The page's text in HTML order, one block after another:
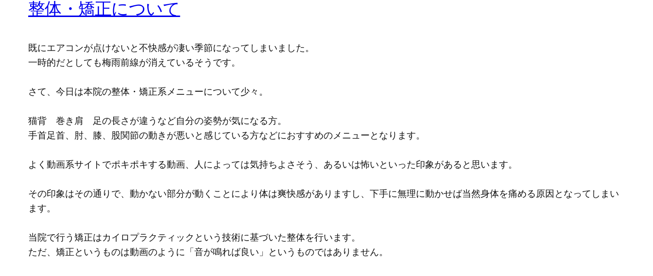
整体・矯正について
既にエアコンが点けないと不快感が凄い季節になってしまいました。
一時的だとしても梅雨前線が消えているそうです。
さて、今日は本院の整体・矯正系メニューについて少々。
猫背 巻き肩 足の長さが違うなど自分の姿勢が気になる方。
手首足首、肘、膝、股関節の動きが悪いと感じている方などにおすすめのメニューとなります。
よく動画系サイトでポキポキする動画、人によっては気持ちよさそう、あるいは怖いといった印象があると思います。
その印象はその通りで、動かない部分が動くことにより体は爽快感がありますし、下手に無理に動かせば当然身体を痛める原因となってしまい
ます。
当院で行う矯正はカイロプラクティックという技術に基づいた整体を行います。
ただ、矯正というものは動画のように「音が鳴れば良い」というものではありません。